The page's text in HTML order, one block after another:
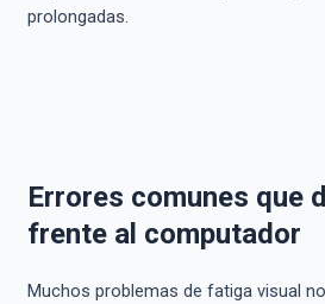
prolongadas.
Errores comunes que
frente al computador
Muchos problemas de fatiga visual